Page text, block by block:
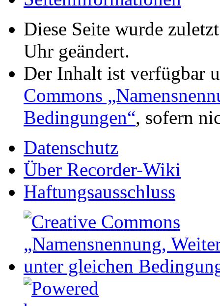
Diese Seite wurde
Uhr geändert.
Der Inhalt ist verfügbar
Commons
Bedingungen“, sofern
Datenschutz
Über Recorder-Wiki
Haftungsausschluss